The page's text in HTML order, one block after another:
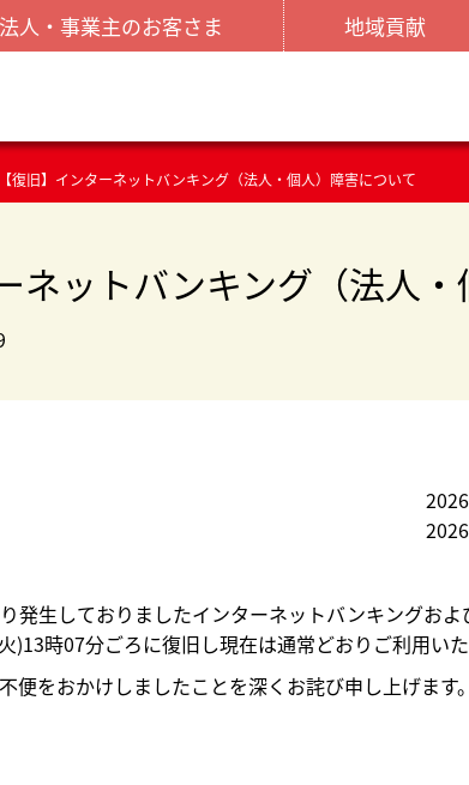
法人・事業主のお客さま 地域貢献
【復旧】インターネットバンキング（法人・個人）障害について
ネットバンキング（法人
発生しておりましたインターネットバンキングお
)13時07分ごろに復旧し現在は通常どおりご利用いた
をおかけしましたことを深くお詫び申し上げます。